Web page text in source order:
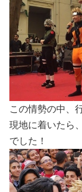
この情勢の中、
現地に着いたら
でした！